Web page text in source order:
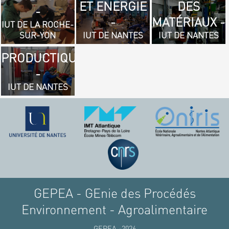
-
IUT DE LA ROCHE-
SUR-YON
ET ENERGIE
-
IUT DE NANTES
DES
MATÉRIAUX -
IUT DE NANTES
- GÉNIE
MÉCANIQUE
ET
PRODUCTIQUE
-
IUT DE NANTES
GEPEA - GEnie des Procédés
Environnement - Agroalimentaire